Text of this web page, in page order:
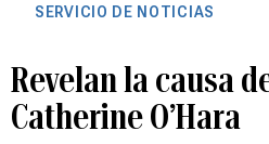
SERVICIO DE NOTICIAS
Revelan la causa
Catherine O’Hara